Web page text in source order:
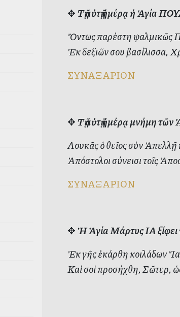
✥Τῇ αὐτῇ ἡμέρᾳ ἡ Ἁγία
Ὄντως παρέστη ψαλμικῶς
Ἐκ δεξιῶν σου βασίλισσα,
ΣΥΝΑΞΑΡΙΟΝ
✥Τῇ αὐτῇ ἡμέρᾳ μνήμη
Λουκᾶς ὁ θεῖος σὺν
Ἀπόστολοι σύνεισι τοῖς
ΣΥΝΑΞΑΡΙΟΝ
✥ Ἡ Ἁγία Μάρτυς ΙΑ ξίφει
Ἐκ γῆς ἐκάρθη κοιλάδων Ἴα
Καὶ σοὶ προσήχθη, Σῶτερ,